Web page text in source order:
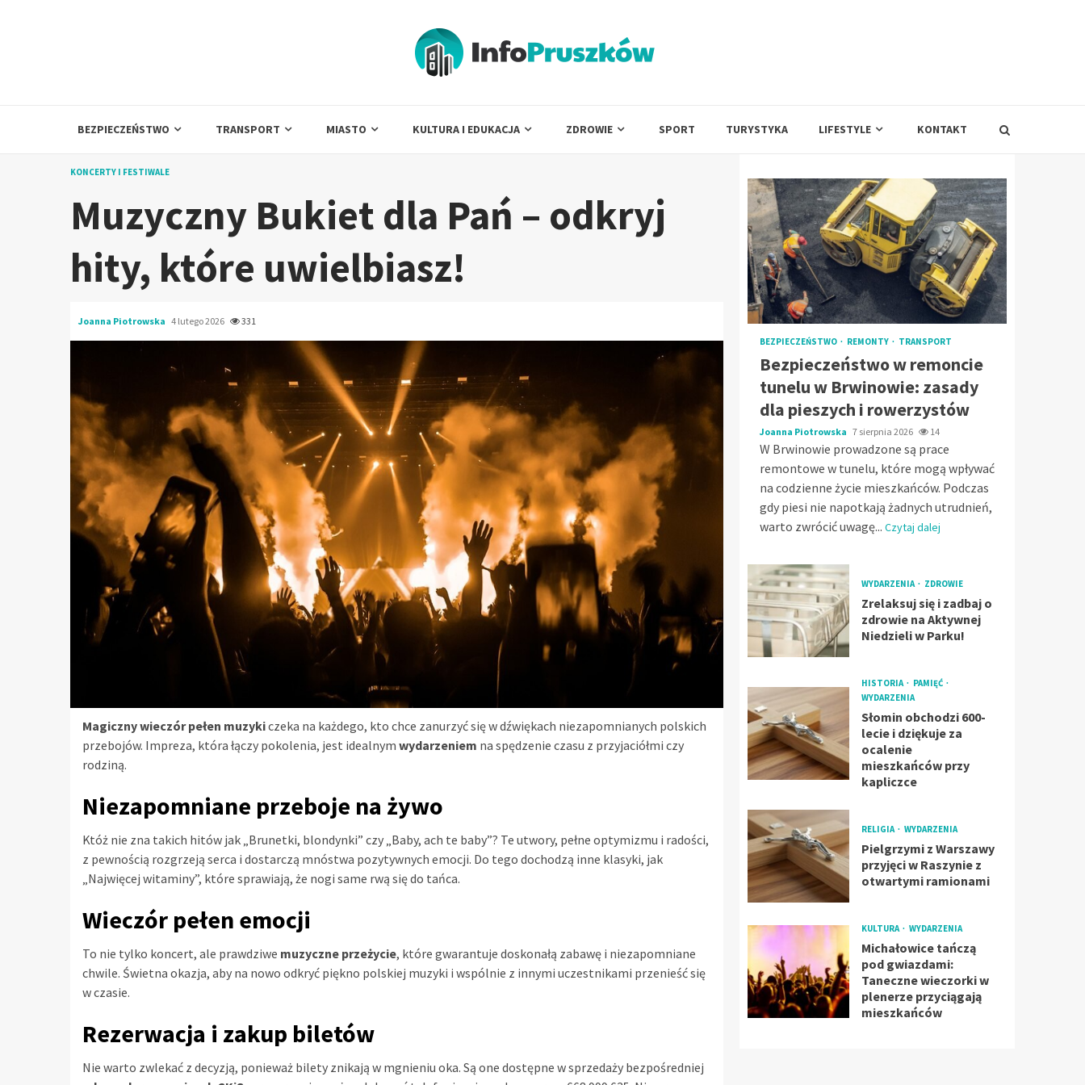
BEZPIECZEŃSTWO TRANSPORT MIASTO KULTURA I EDUKACJA ZDROWIE SPORT TURYSTYKA LIFESTYLE KONTAKT
KONCERTY I FESTIWALE
Muzyczny Bukiet dla Pań – odkryj
hity, które uwielbiasz!
Joanna Piotrowska 4 lutego 2026 331
Magiczny wieczór pełen muzykiczeka na każdego, kto chce zanurzyć się w dźwiękach niezapomnianych polskich
przebojów. Impreza, która łączy pokolenia, jest idealnym wydarzeniem na spędzenie czasu z przyjaciółmi czy
rodziną.
Niezapomniane przeboje na żywo
Któż nie zna takich hitów jak „Brunetki, blondynki” czy „Baby, ach te baby”? Te utwory, pełne optymizmu i radości,
z pewnością rozgrzeją serca i dostarczą mnóstwa pozytywnych emocji. Do tego dochodzą inne klasyki, jak
„Najwięcej witaminy”, które sprawiają, że nogi same rwą się do tańca.
Wieczór pełen emocji
To nie tylko koncert, ale prawdziwe muzyczne przeżycie, które gwarantuje doskonałą zabawę i niezapomniane
chwile. Świetna okazja, aby na nowo odkryć piękno polskiej muzyki i wspólnie z innymi uczestnikami przenieść się
w czasie.
Rezerwacja i zakup biletów
Nie warto zwlekać z decyzją, ponieważ bilety znikają w mgnieniu oka. Są one dostępne w sprzedaży bezpośredniej
BEZPIECZEŃSTWO REMONTY TRANSPORT
Bezpieczeństwo w remoncie
tunelu w Brwinowie: zasady
dla pieszych i rowerzystów
Joanna Piotrowska 7 sierpnia 2026 14
W Brwinowie prowadzone są prace
remontowe w tunelu, które mogą wpływać
na codzienne życie mieszkańców. Podczas
gdy piesi nie napotkają żadnych utrudnień,
warto zwrócić uwagę... Czytaj dalej
WYDARZENIA ZDROWIE
Zrelaksuj się i zadbaj o
zdrowie na Aktywnej
Niedzieli w Parku!
HISTORIA
PAMIĘĆ
WYDARZENIA
Słomin obchodzi 600-
lecie i dziękuje za
ocalenie
mieszkańców przy
kapliczce
RELIGIA WYDARZENIA
Pielgrzymi z Warszawy
przyjęci w Raszynie z
otwartymi ramionami
KULTURA WYDARZENIA
Michałowice tańczą
pod gwiazdami:
Taneczne wieczorki w
plenerze przyciągają
mieszkańców